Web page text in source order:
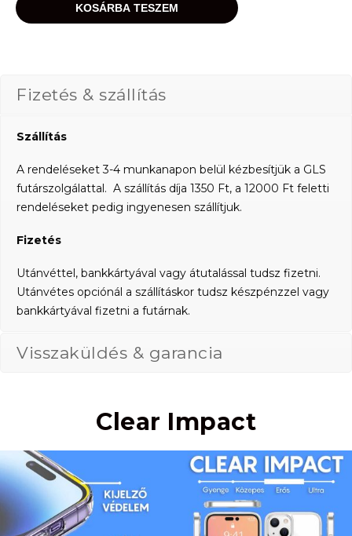
KOSÁRBA TESZEM
Fizetés & szállítás
Szállítás
A rendeléseket 3-4 munkanapon belül kézbesítjük a GLS
futárszolgálattal. A szállítás díja 1350 Ft, a 12000 Ft feletti
rendeléseket pedig ingyenesen szállítjuk.
Fizetés
Utánvéttel, bankkártyával vagy átutalással tudsz fizetni.
Utánvétes opciónál a szállításkor tudsz készpénzzel vagy
bankkártyával fizetni a futárnak.
Visszaküldés & garancia
Clear Impact